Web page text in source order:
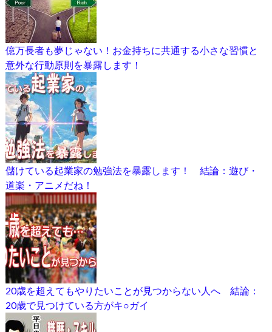
億万長者も夢じゃない！お金持ちに共通する小さな習慣と
意外な行動原則を暴露します！
儲けている起業家の勉強法を暴露します！ 結論：遊び・
道楽・アニメだね！
20歳を超えてもやりたいことが見つからない人へ 結論：
20歳で見つけている方がキ○ガイ